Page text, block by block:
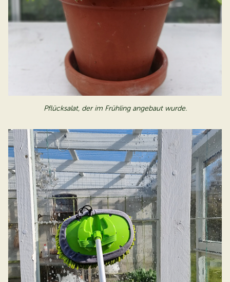
Pflücksalat, der im Frühling angebaut wurde.